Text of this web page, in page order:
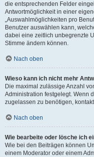
die entsprechenden Felder
Antwortmöglichkeit in einer
„Auswahlmöglichkeiten pro
Benutzer auswählen kann,
dabei eine zeitlich unbegrenzte
Stimme ändern können.
Nach oben
Wieso kann ich nicht mehr
Die maximal zulässige Anzahl
Administration festgelegt. Wenn
zugelassen zu benötigen,
Nach oben
Wie bearbeite oder lösche ich
Wie bei den Beiträgen können
einem Moderator oder einem